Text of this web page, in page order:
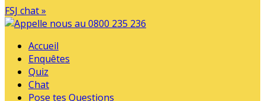
FSJ chat »
Accueil
Enquêtes
Quiz
Chat
Pose tes Questions